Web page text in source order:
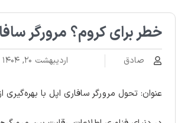
خطر برای کروم؟ مرورگر
صادق اردیبهشت ۲۰, ۱۴۰۴
عنوان: تحول مرورگر سافاری اپل با